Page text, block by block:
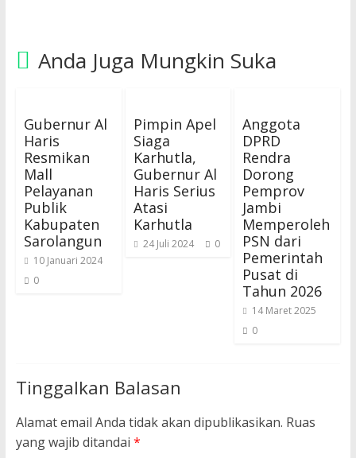
Anda Juga Mungkin Suka
Gubernur Al
Haris
Resmikan
Mall
Pelayanan
Publik
Kabupaten
Sarolangun
10 Januari 2024
0
Pimpin Apel
Siaga
Karhutla,
Gubernur Al
Haris Serius
Atasi
Karhutla
24 Juli 2024 0
Anggota
DPRD
Rendra
Dorong
Pemprov
Jambi
Memperoleh
PSN dari
Pemerintah
Pusat di
Tahun 2026
14 Maret 2025
0
Tinggalkan Balasan
Alamat email Anda tidak akan dipublikasikan. Ruas
yang wajib ditandai *